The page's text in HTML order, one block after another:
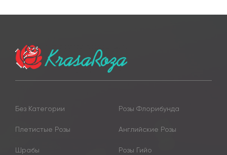
Без Категории Розы Флорибунда
Плетистые Розы Английские Розы
Шрабы Розы Гийо